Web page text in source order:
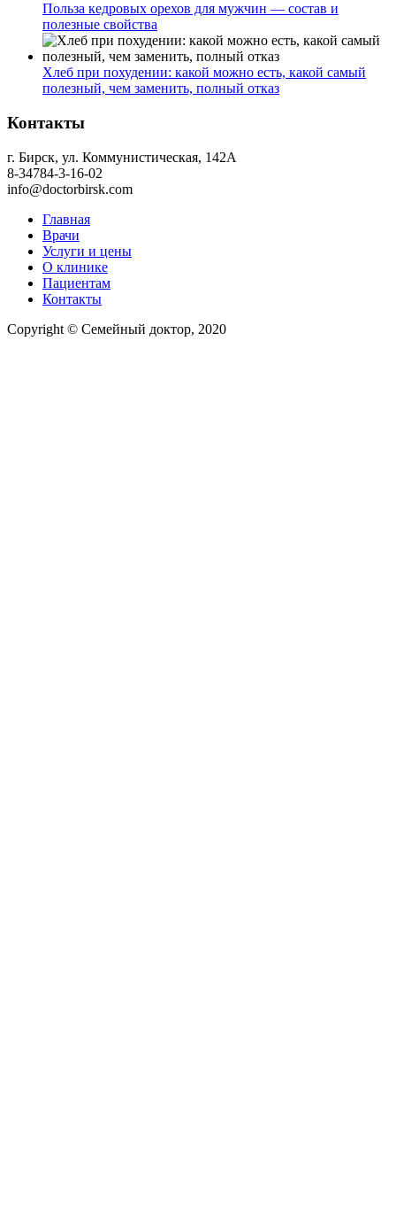
Польза кедровых орехов для мужчин — состав и
полезные свойства
Хлеб при похудении: какой можно есть, какой самый
полезный, чем заменить, полный отказ
Контакты
г. Бирск, ул. Коммунистическая, 142А
8-34784-3-16-02
info@doctorbirsk.com
Главная
Врачи
Услуги и цены
О клинике
Пациентам
Контакты
Copyright © Семейный доктор, 2020